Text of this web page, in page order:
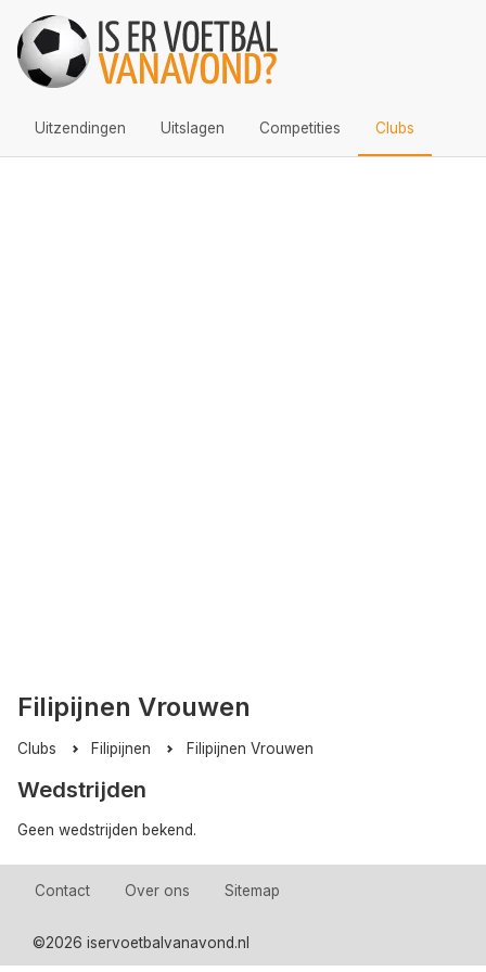
Uitzendingen Uitslagen Competities Clubs
Filipijnen Vrouwen
Clubs Filipijnen Filipijnen Vrouwen
Wedstrijden
Geen wedstrijden bekend.
Contact Over ons Sitemap
©2026 iservoetbalvanavond.nl